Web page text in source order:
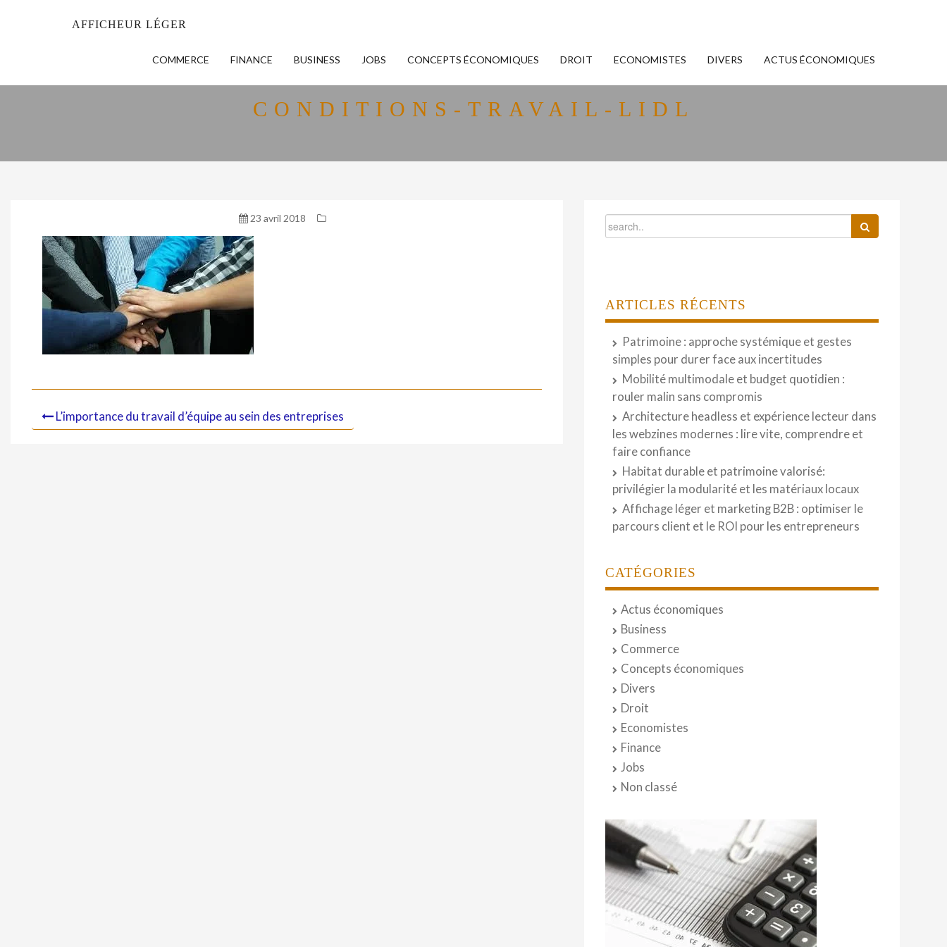
AFFICHEUR LÉGER
COMMERCE FINANCE BUSINESS JOBS CONCEPTS ÉCONOMIQUES DROIT ECONOMISTES DIVERS ACTUS ÉCONOMIQUES
CONDITIONS-TRAVAIL-LIDL
23 avril 2018
L’importance du travail d’équipe au sein des entreprises
ARTICLES RÉCENTS
Patrimoine : approche systémique et gestes
simples pour durer face aux incertitudes
Mobilité multimodale et budget quotidien :
rouler malin sans compromis
Architecture headless et expérience lecteur dans
les webzines modernes : lire vite, comprendre et
faire confiance
Habitat durable et patrimoine valorisé:
privilégier la modularité et les matériaux locaux
Affichage léger et marketing B2B : optimiser le
parcours client et le ROI pour les entrepreneurs
CATÉGORIES
Actus économiques
Business
Commerce
Concepts économiques
Divers
Droit
Economistes
Finance
Jobs
Non classé